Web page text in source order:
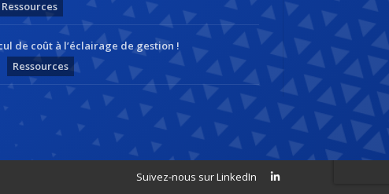
Ressources
de coût à l’éclairage de gestion !
Ressources
Suivez-nous sur LinkedIn
Personnalisez vos préférences pour contrôler la manière dont